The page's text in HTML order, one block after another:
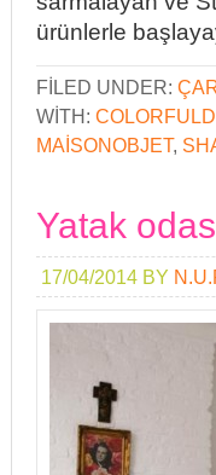
ürünlerle
FILED UNDER:
WITH:
MAISONOBJET,
Yatak
17/04/2014 BY